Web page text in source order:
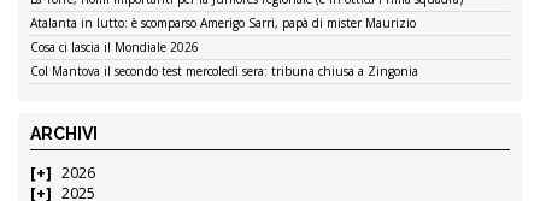
Atalanta in lutto: è scomparso Amerigo Sarri, papà di mister Maurizio
Cosa ci lascia il Mondiale 2026
Col Mantova il secondo test mercoledì sera: tribuna chiusa a Zingonia
ARCHIVI
2026
2025